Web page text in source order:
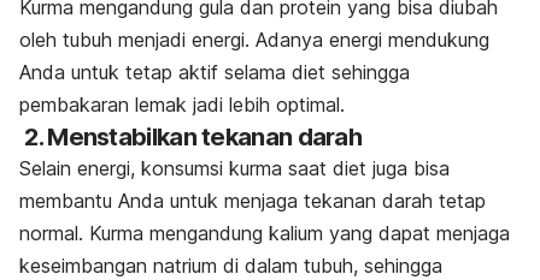
Kurma mengandung gula dan protein yang bisa diubah
oleh tubuh menjadi energi. Adanya energi mendukung
Anda untuk tetap aktif selama diet sehingga
pembakaran lemak jadi lebih optimal.
2. Menstabilkan tekanan darah
Selain energi, konsumsi kurma saat diet juga bisa
membantu Anda untuk menjaga tekanan darah tetap
normal. Kurma mengandung kalium yang dapat menjaga
keseimbangan natrium di dalam tubuh, sehingga